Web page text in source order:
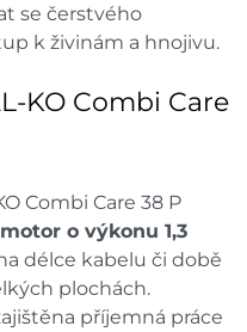
se čerstvého
k živinám a hnojivu.
KO Combi Care
Combi Care 38 P
o výkonu 1,3
délce kabelu či době
plochách.
příjemná práce